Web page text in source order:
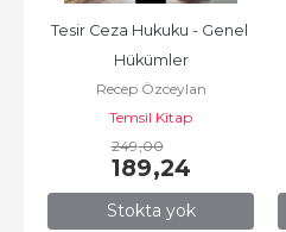
Stokta yok
Tesir Ceza Hukuku - Genel
Hükümler
Recep Özceylan
Temsil Kitap
249,00
189,24